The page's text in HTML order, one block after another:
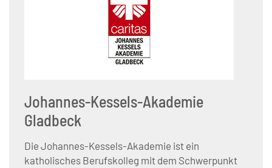
Johannes-Kessels-Akademie
Gladbeck
Die Johannes-Kessels-Akademie ist ein
katholisches Berufskolleg mit dem Schwerpunkt